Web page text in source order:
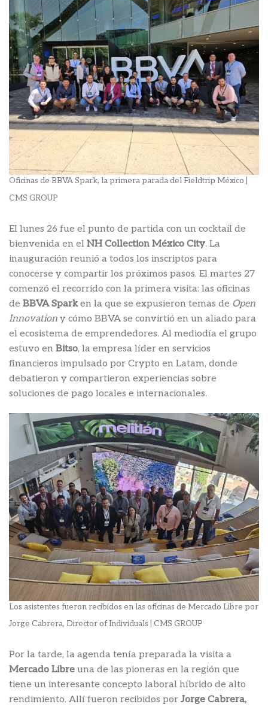
Oficinas de BBVA Spark, la primera parada del Fieldtrip México |
CMS GROUP
El lunes 26 fue el punto de partida con un cocktail de
bienvenida en el NH Collection México City. La
inauguración reunió a todos los inscriptos para
conocerse y compartir los próximos pasos. El martes 27
comenzó el recorrido con la primera visita: las oficinas
de BBVA Sparken la que se expusieron temas de Open
Innovation y cómo BBVA se convirtió en un aliado para
el ecosistema de emprendedores. Al mediodía el grupo
estuvo en Bitso, la empresa líder en servicios
financieros impulsado por Crypto en Latam, donde
debatieron y compartieron experiencias sobre
soluciones de pago locales e internacionales.
Los asistentes fueron recibidos en las oficinas de Mercado Libre por
Jorge Cabrera, Director of Individuals | CMS GROUP
Por la tarde, la agenda tenía preparada la visita a
Mercado Libre una de las pioneras en la región que
tiene un interesante concepto laboral híbrido de alto
rendimiento. Allí fueron recibidos por Jorge Cabrera,